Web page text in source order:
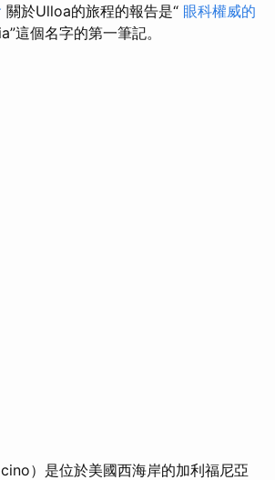
關於Ulloa的旅程的報告是“ 眼科權威的
這個名字的第一筆記。
）是位於美國西海岸的加利福尼亞